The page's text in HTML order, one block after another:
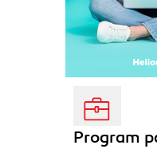
Program